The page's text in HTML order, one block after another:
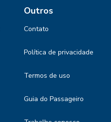
Outros
Contato
Política de privacidade
Termos de uso
Guia do Passageiro